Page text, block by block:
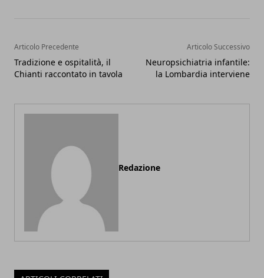
Articolo Precedente
Tradizione e ospitalità, il
Chianti raccontato in tavola
Articolo Successivo
Neuropsichiatria infantile:
la Lombardia interviene
Redazione